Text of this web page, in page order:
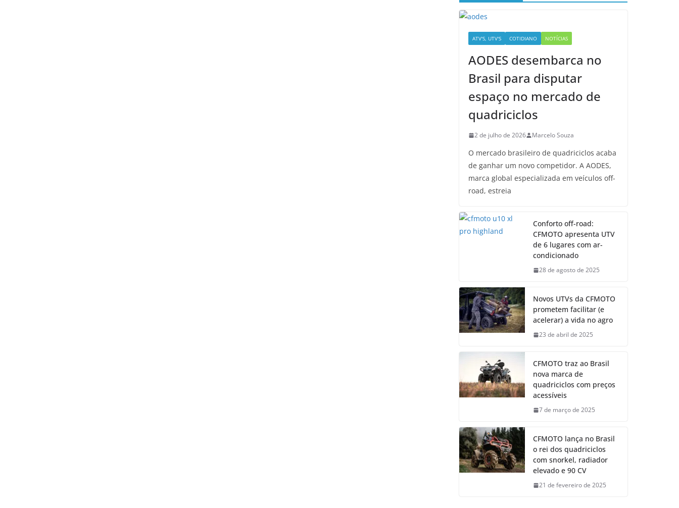
ATV'S, UTV'S COTIDIANO NOTÍCIAS
AODES desembarca no
Brasil para disputar
espaço no mercado de
quadriciclos
2 de julho de 2026 Marcelo Souza
O mercado brasileiro de quadriciclos acaba
de ganhar um novo competidor. A AODES,
marca global especializada em veículos off-
road, estreia
Conforto off-road:
CFMOTO apresenta UTV
de 6 lugares com ar-
condicionado
28 de agosto de 2025
Novos UTVs da CFMOTO
prometem facilitar (e
acelerar) a vida no agro
23 de abril de 2025
CFMOTO traz ao Brasil
nova marca de
quadriciclos com preços
acessíveis
7 de março de 2025
CFMOTO lança no Brasil
o rei dos quadriciclos
com snorkel, radiador
elevado e 90 CV
21 de fevereiro de 2025